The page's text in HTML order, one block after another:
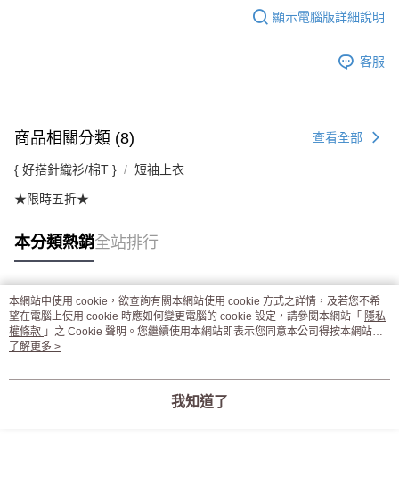
顯示電腦版詳細說明
客服
商品相關分類 (8) 查看全部
{ 好搭針織衫/棉T } 短袖上衣
★限時五折★
本分類熱銷全站排行
熱門標籤
本網站中使用 cookie，欲查詢有關本網站使用 cookie 方式之詳情，及若您不希
望在電腦上使用 cookie 時應如何變更電腦的 cookie 設定，請參閱本網站「 隱私
權條款 」之 Cookie 聲明。您繼續使用本網站即表示您同意本公司得按本網站使
用條款之 Cookie 聲明使用 cookie。
了解更多 >
我知道了